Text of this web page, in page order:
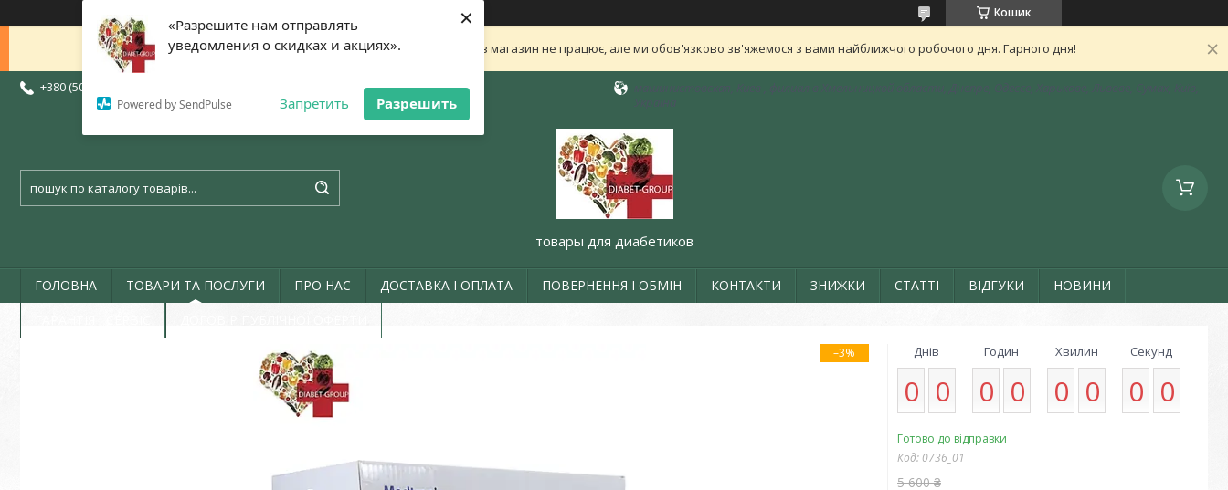
«Разрешите нам отправлять
уведомления о скидках и акциях».
Powered by SendPulse Запретить Разрешить
× Кошик
Доброго дня 😊 Дякую, що написали нам! Зараз магазин не працює, але ми обов'язково зв'яжемося з вами найближчого робочого дня. Гарного дня!
+380 (50) 773-07-72 +380 (97) 773-07-72
товары для диабетиков
ГОЛОВНА ТОВАРИ ТА ПОСЛУГИ ПРО НАС ДОСТАВКА І ОПЛАТА ПОВЕРНЕННЯ І ОБМІН КОНТАКТИ ЗНИЖКИ СТАТТІ ВІДГУКИ
НОВИНИ
–3% Днів
0 0
Годин
0 0
Хвилин
0 0
Секунд
0 0
Готово до відправки
Код: 0736_01
5 600 ₴